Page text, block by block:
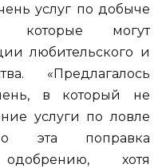
услуг по добыче
которые могут
любительского и
«Предлагалось
в который не
услуги по ловле
эта поправка
хотя